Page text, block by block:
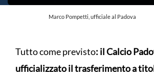
Marco Pompetti, ufficiale al Padova
Tutto come previsto: il Calcio
ufficializzato il trasferimento a